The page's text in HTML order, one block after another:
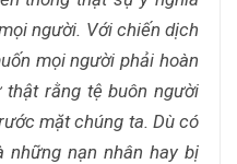
người. Với chiến dịch
mọi người phải hoàn
rằng tệ buôn người
mặt chúng ta. Dù có
những nạn nhân hay bị